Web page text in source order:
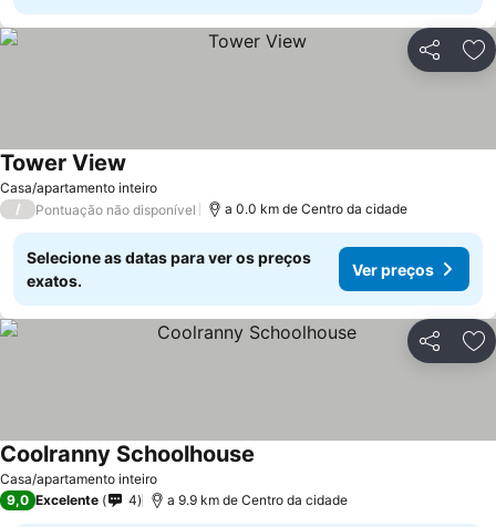
Partilhar
Casa/apartamento inteiro
Tower View
/ Pontuação não disponível a 0.0 km de Centro da cidade
Selecione as datas para ver os preços
exatos.
Ver preços
Partilhar
Casa/apartamento inteiro
Coolranny Schoolhouse
9,0 Excelente 4 a 9.9 km de Centro da cidade